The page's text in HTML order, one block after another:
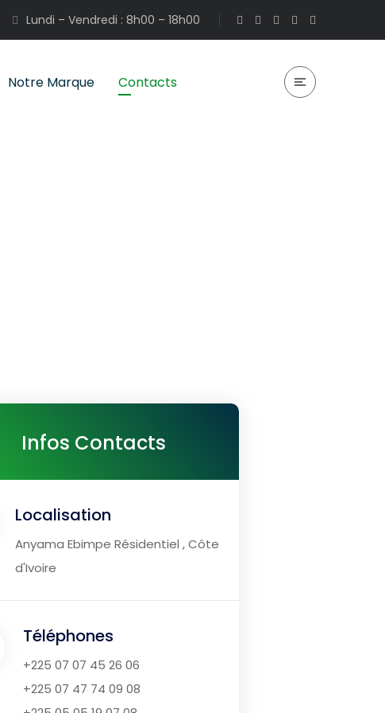
Lundi – Vendredi : 8h00 – 18h00
Notre Marque Contacts
Infos Contacts
Localisation​
Anyama Ebimpe Résidentiel , Côte
d'Ivoire
Téléphones
+225 07 07 45 26 06
+225 07 47 74 09 08